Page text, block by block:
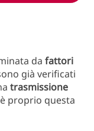
da fattori
già verificati
trasmissione
proprio questa